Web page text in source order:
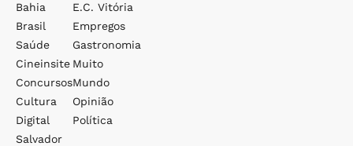
Bahia
Brasil
Saúde
Cineinsite
Concursos
Cultura
Digital
Salvador
E.c. Vitória
Empregos
Gastronomia
Muito
Mundo
Opinião
Política